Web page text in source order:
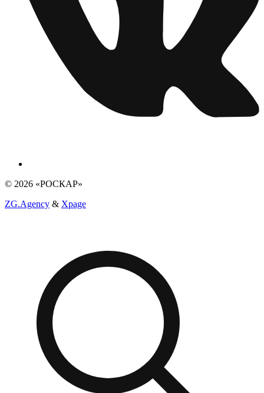
© 2026 «РОСКАР»
ZG.Agency & Xpage